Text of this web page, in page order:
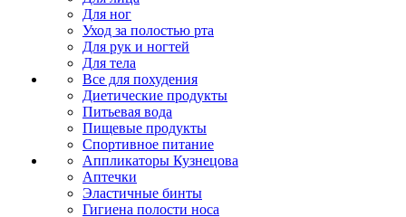
Для ног
Уход за полостью рта
Для рук и ногтей
Для тела
Все для похудения
Диетические продукты
Питьевая вода
Пищевые продукты
Спортивное питание
Аппликаторы Кузнецова
Аптечки
Эластичные бинты
Гигиена полости носа